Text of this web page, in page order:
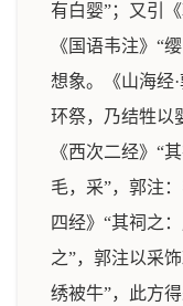
有白婴”；又引
《国语韦注》“
想象。《山海经
环祭，乃结牲以
《西次二经》“
毛，采”，郭注
四经》“其祠之
之”，郭注以采
绣被牛”，此方